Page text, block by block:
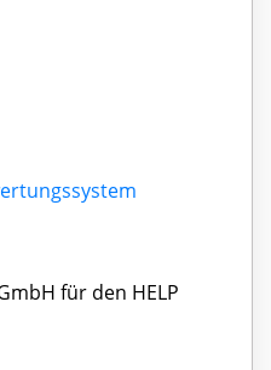
für den HELP